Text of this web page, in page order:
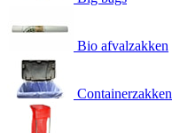
Bio afvalzakken
Containerzakken